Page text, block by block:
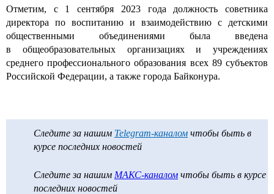
Отметим, с 1 сентября 2023 года должность советника
директора по воспитанию и взаимодействию с детскими
общественными объединениями была введена
в общеобразовательных организациях и учреждениях
среднего профессионального образования всех 89 субъектов
Российской Федерации, а также города Байконура.
Следите за нашим Telegram-каналом чтобы быть в
курсе последних новостей
Следите за нашим МАКС-каналом чтобы быть в курсе
последних новостей